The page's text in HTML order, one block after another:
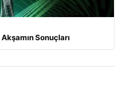
Sonuçları